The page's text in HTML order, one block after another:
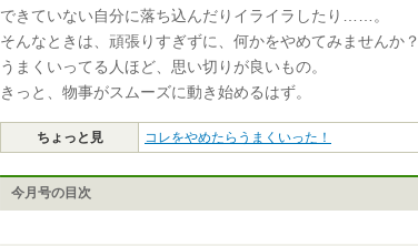
できていない自分に落ち込んだりイライラしたり……。
そんなときは、頑張りすぎずに、何かをやめてみませんか？
うまくいってる人ほど、思い切りが良いもの。
きっと、物事がスムーズに動き始めるはず。
ちょっと見 コレをやめたらうまくいった！
今月号の目次